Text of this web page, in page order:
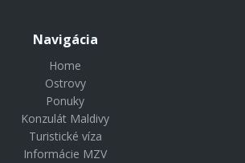
Navigácia
Home
Ostrovy
Ponuky
Konzulát Maldivy
Turistické víza
Informácie MZV